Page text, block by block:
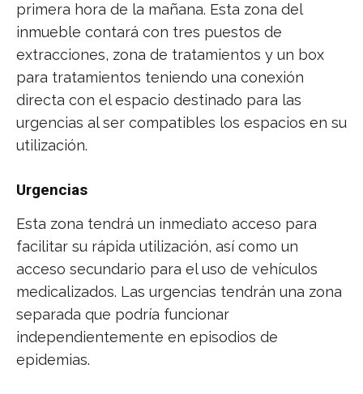
primera hora de la mañana. Esta zona del
inmueble contará con tres puestos de
extracciones, zona de tratamientos y un box
para tratamientos teniendo una conexión
directa con el espacio destinado para las
urgencias al ser compatibles los espacios en su
utilización.
Urgencias
Esta zona tendrá un inmediato acceso para
facilitar su rápida utilización, así como un
acceso secundario para el uso de vehículos
medicalizados. Las urgencias tendrán una zona
separada que podría funcionar
independientemente en episodios de
epidemias.